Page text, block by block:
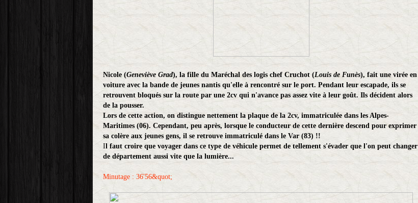
Nicole (Geneviève Grad), la fille du Maréchal des logis chef Cruchot (Louis de Funès), fait une virée en
voiture avec la bande de jeunes nantis qu'elle à rencontré sur le port. Pendant leur escapade, ils se
retrouvent bloqués sur la route par une 2cv qui n'avance pas assez vite à leur goût. Ils décident alors
de la pousser.
Lors de cette action, on distingue nettement la plaque de la 2cv, immatriculée dans les Alpes-
Maritimes (06). Cependant, peu après, lorsque le conducteur de cette dernière descend pour exprimer
sa colère aux jeunes gens, il se retrouve immatriculé dans le Var (83) !!
Il faut croire que voyager dans ce type de véhicule permet de tellement s'évader que l'on peut changer
de département aussi vite que la lumière...
Minutage : 36'56&quot;